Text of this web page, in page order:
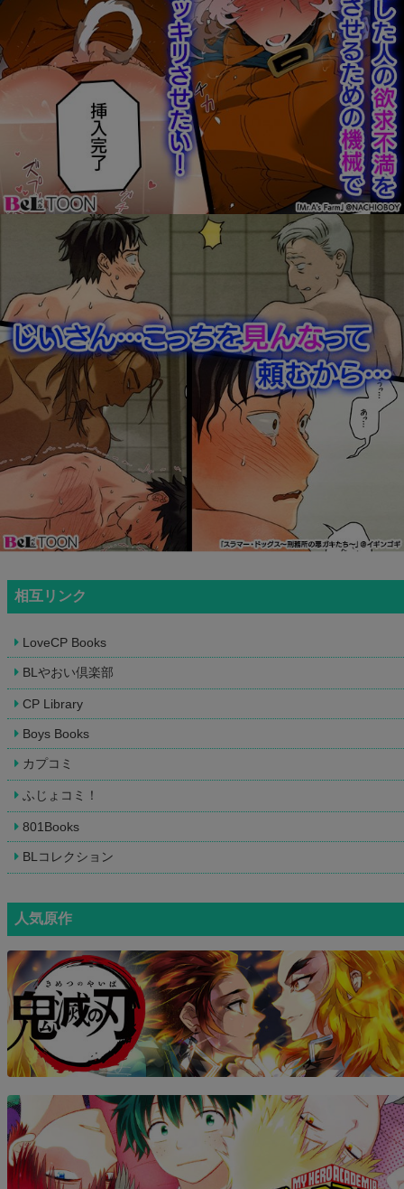
相互リンク
LoveCP Books
BLやおい倶楽部
CP Library
Boys Books
カプコミ
ふじょコミ！
801Books
BLコレクション
人気原作